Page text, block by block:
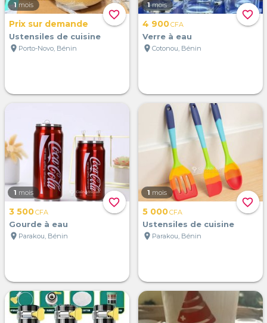
favorite_border
1 mois
Prix sur demande
Ustensiles de cuisine
location_on Porto-Novo, Bénin
favorite_border
1 mois
4 900CFA
Verre à eau
location_on Cotonou, Bénin
favorite_border
1 mois
3 500CFA
Gourde à eau
location_on Parakou, Bénin
favorite_border
1 mois
5 000CFA
Ustensiles de cuisine
location_on Parakou, Bénin